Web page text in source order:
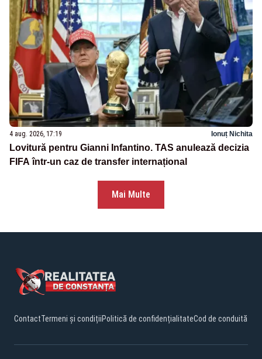
4 aug. 2026, 17:19 Ionuț Nichita
Lovitură pentru Gianni Infantino. TAS anulează decizia
FIFA într-un caz de transfer internațional
Mai Multe
ContactTermeni și condițiiPolitică de confidențialitateCod de conduită